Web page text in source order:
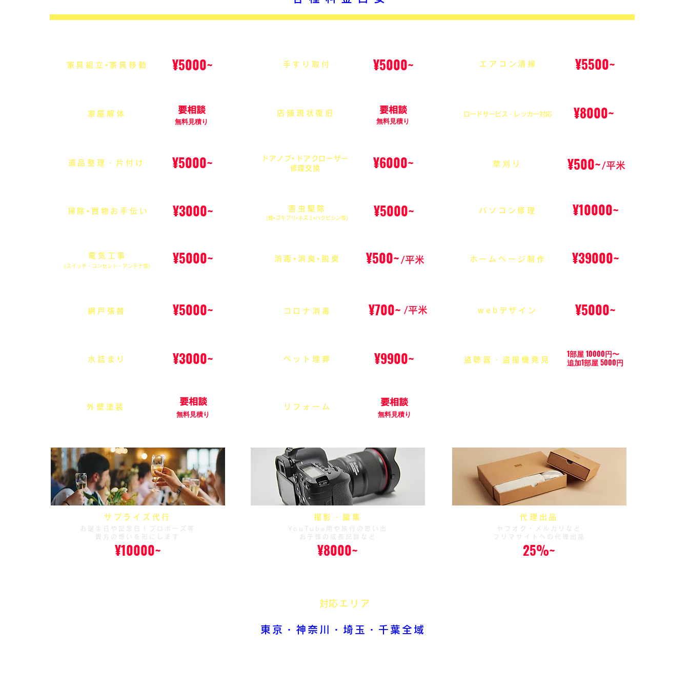
家具組立•家具移動 ¥5000~ 手すり取付 ¥5000~ エアコン清掃 ¥5500~
家屋解体 要相談
無料見積り
店舗現状復旧 要相談
無料見積り
ロードサービス・レッカー対応 ¥8000~
遺品整理・片付け ¥5000~ ドアノブ •
ドアクローザー
修理交換
¥6000~ 草刈り ¥500~ /平米
掃除•買物お手伝い ¥3000~ 害虫駆除 ¥5000~
(蜂•ゴキブリ•ネズミ•ハクビシン等)
パソコン修理 ¥10000~
電気工事 ¥5000~
(スイッチ・コンセント・アンテナ等)
消毒•消臭•脱臭 ¥500~ /平米 ホームページ制作 ¥39000~
網戸張替 ¥5000~ コロナ消毒 ¥700~ /平米 webデザイン ¥5000~
水詰まり ¥3000~ ペット埋葬 ¥9900~ 盗聴器・盗撮機発見
1部屋 10000円〜
追加1部屋 5000円
外壁塗装 要相談
無料見積り
リフォーム 要相談
無料見積り
サプライズ代行
お誕生日や記念日！プロポーズ等
貴方の想いを形にします
¥10000~
撮影・編集
YouTube用や旅行の思い出
お子様の成長記録など
¥8000~
代理出品
ヤフオク・メルカリなど
フリマサイトへの代理出品
25%~
東京・神奈川・埼玉・千葉全域
​対応エリア